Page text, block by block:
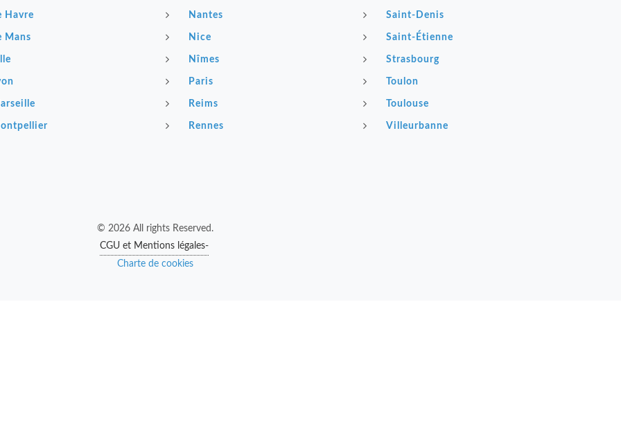
Havre
Mans
Nantes
Nice
Nîmes
Paris
Reims
Rennes
Saint-Denis
Saint-Étienne
Strasbourg
Toulon
Toulouse
Villeurbanne
© 2026 All rights Reserved.
CGU et Mentions légales-
Charte de cookies